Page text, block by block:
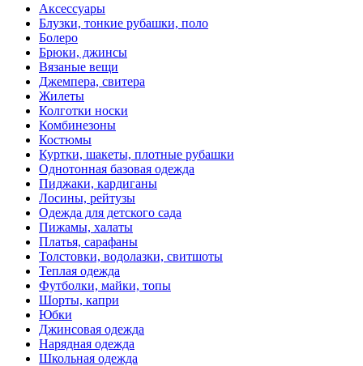
Аксессуары
Блузки, тонкие рубашки, поло
Болеро
Брюки, джинсы
Вязаные вещи
Джемпера, свитера
Жилеты
Колготки носки
Комбинезоны
Костюмы
Куртки, шакеты, плотные рубашки
Однотонная базовая одежда
Пиджаки, кардиганы
Лосины, рейтузы
Одежда для детского сада
Пижамы, халаты
Платья, сарафаны
Толстовки, водолазки, свитшоты
Теплая одежда
Футболки, майки, топы
Шорты, капри
Юбки
Джинсовая одежда
Нарядная одежда
Школьная одежда